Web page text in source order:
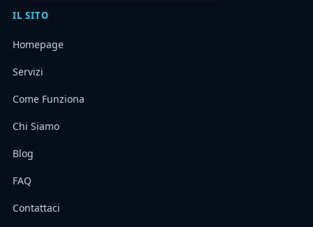
IL SITO
Homepage
Servizi
Come Funziona
Chi Siamo
Blog
FAQ
Contattaci